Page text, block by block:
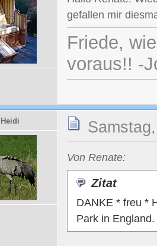
gefallen mir
Friede,
voraus!! -
Heidi
Von Renate:
Zitat
DANKE * freu *
Park in England.